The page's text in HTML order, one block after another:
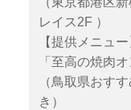
レイス2F ）
【提供メニュー
「至高の焼肉
（鳥取県おす
き）